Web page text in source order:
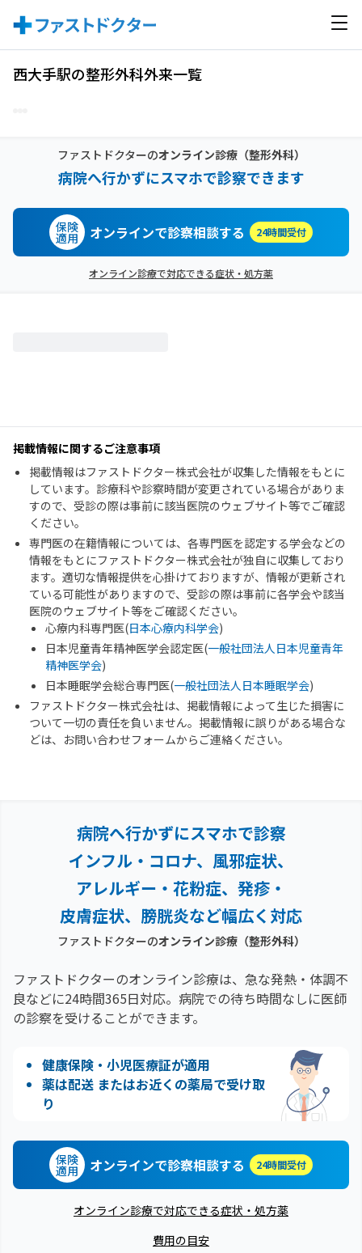
西大手駅の整形外科外来一覧
ファストドクターのオンライン診療（整形外科）
病院へ行かずにスマホで診察できます
保険
適用 オンラインで診察相談する 24時間受付
オンライン診療で対応できる症状・処方薬
掲載情報に関するご注意事項
掲載情報はファストドクター株式会社が収集した情報をもとに
しています。診療科や診察時間が変更されている場合がありま
すので、受診の際は事前に該当医院のウェブサイト等でご確認
ください。
専門医の在籍情報については、各専門医を認定する学会などの
情報をもとにファストドクター株式会社が独自に収集しており
ます。適切な情報提供を心掛けておりますが、情報が更新され
ている可能性がありますので、受診の際は事前に各学会や該当
医院のウェブサイト等をご確認ください。
心療内科専門医(日本心療内科学会)
日本児童青年精神医学会認定医(一般社団法人日本児童青年
精神医学会)
日本睡眠学会総合専門医(一般社団法人日本睡眠学会)
ファストドクター株式会社は、掲載情報によって生じた損害に
ついて一切の責任を負いません。掲載情報に誤りがある場合な
どは、お問い合わせフォームからご連絡ください。
病院へ行かずにスマホで診察
インフル・コロナ、風邪症状、
アレルギー・花粉症、 発疹・
皮膚症状、膀胱炎など幅広く対応
ファストドクターのオンライン診療（整形外科）
ファストドクターのオンライン診療は、急な発熱・体調不
良などに24時間365日対応。 病院での待ち時間なしに医師
の診察を受けることができます。
健康保険・小児医療証が適用
薬は配送 またはお近くの薬局で受け取
り
保険
適用 オンラインで診察相談する 24時間受付
オンライン診療で対応できる症状・処方薬
費用の目安